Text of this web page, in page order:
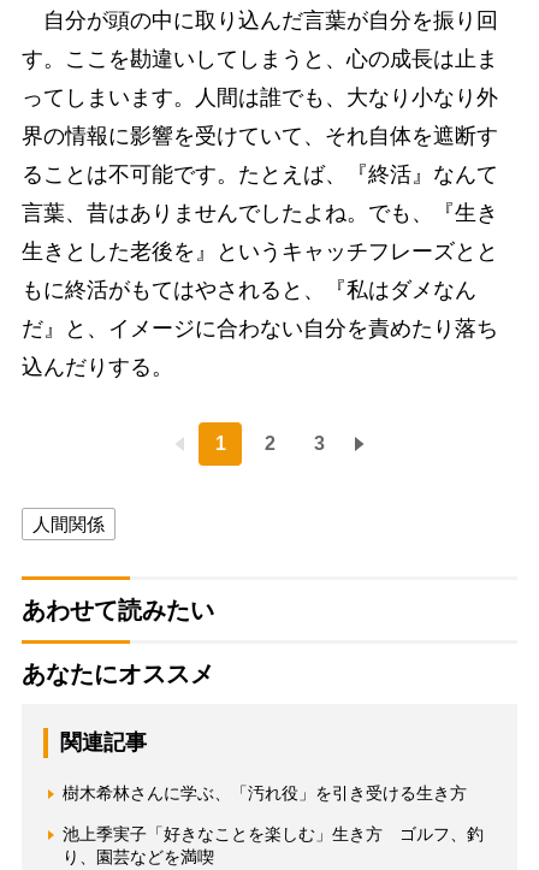
自分が頭の中に取り込んだ言葉が自分を振り回
す。ここを勘違いしてしまうと、心の成長は止ま
ってしまいます。人間は誰でも、大なり小なり外
界の情報に影響を受けていて、それ自体を遮断す
ることは不可能です。たとえば、『終活』なんて
言葉、昔はありませんでしたよね。でも、『生き
生きとした老後を』というキャッチフレーズとと
もに終活がもてはやされると、『私はダメなん
だ』と、イメージに合わない自分を責めたり落ち
込んだりする。
1 2 3
人間関係
あわせて読みたい
あなたにオススメ
関連記事
樹木希林さんに学ぶ、「汚れ役」を引き受ける生き方
池上季実子「好きなことを楽しむ」生き方 ゴルフ、釣
り、園芸などを満喫